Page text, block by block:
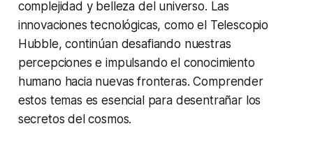
complejidad y belleza del universo. Las
innovaciones tecnológicas, como el Telescopio
Hubble, continúan desafiando nuestras
percepciones e impulsando el conocimiento
humano hacia nuevas fronteras. Comprender
estos temas es esencial para desentrañar los
secretos del cosmos.